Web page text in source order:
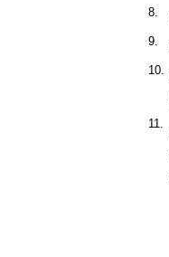
8.
9.
10.
11.